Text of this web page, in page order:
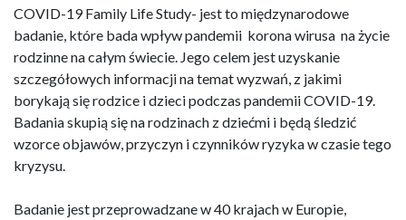
COVID-19 Family Life Study- jest to międzynarodowe
badanie, które bada wpływ pandemii korona wirusa na życie
rodzinne na całym świecie. Jego celem jest uzyskanie
szczegółowych informacji na temat wyzwań, z jakimi
borykają się rodzice i dzieci podczas pandemii COVID-19.
Badania skupią się na rodzinach z dziećmi i będą śledzić
wzorce objawów, przyczyn i czynników ryzyka w czasie tego
kryzysu.
Badanie jest przeprowadzane w 40 krajach w Europie,